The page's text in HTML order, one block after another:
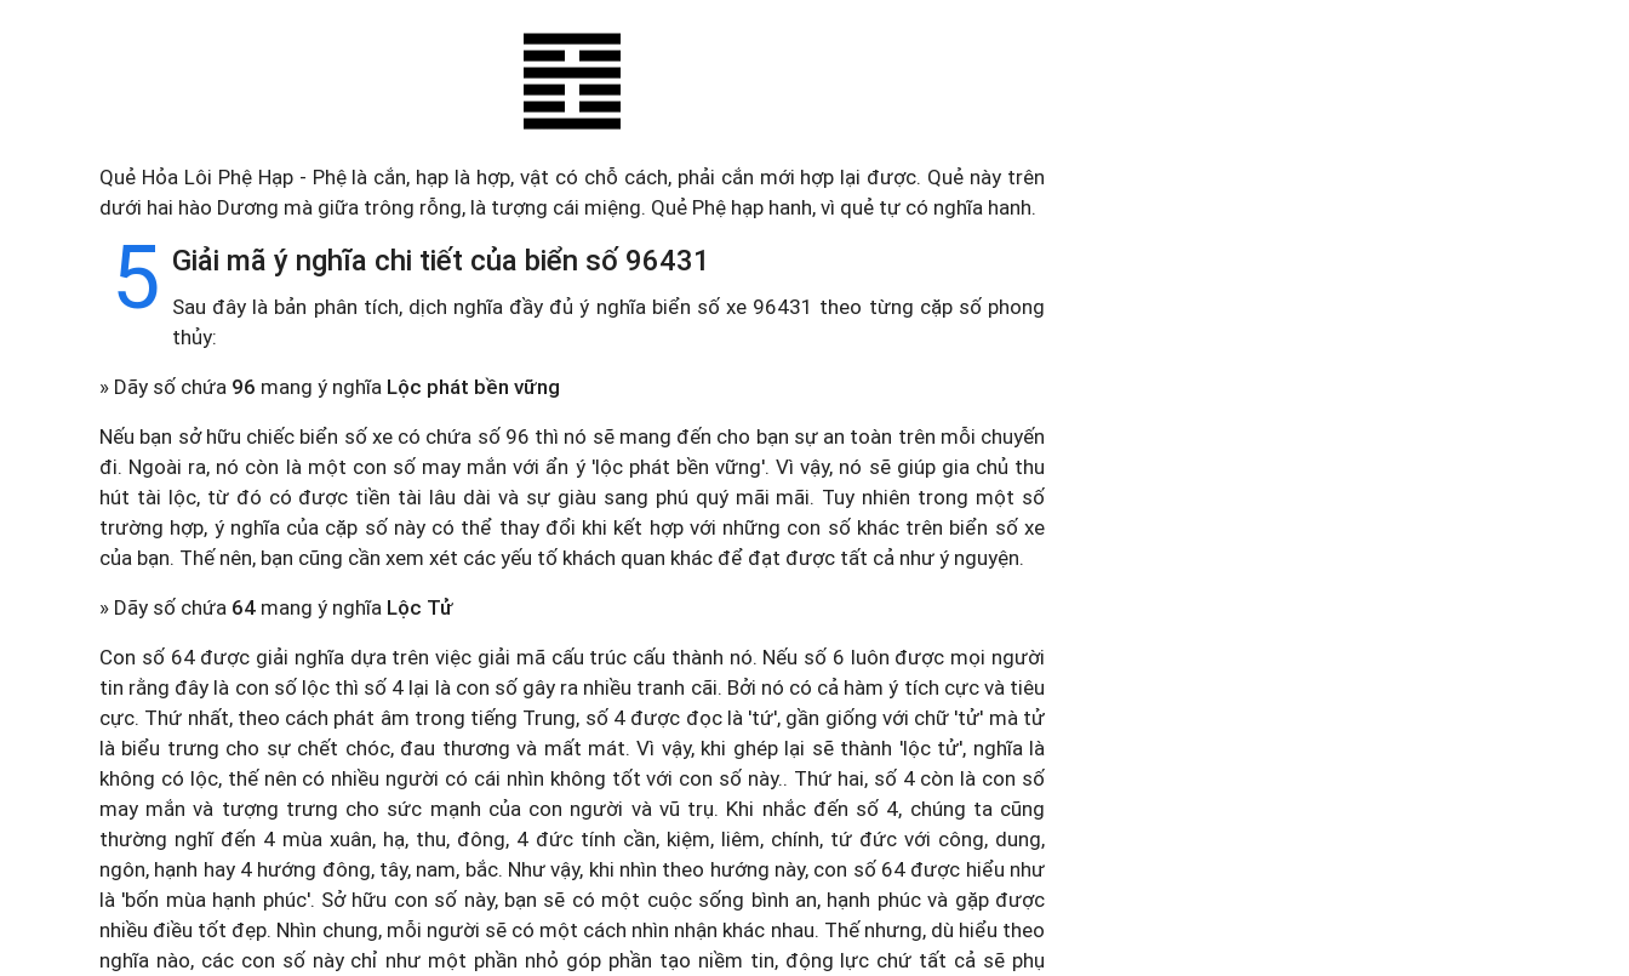
Quẻ Hỏa Lôi Phệ Hạp - Phệ là cắn, hạp là hợp, vật có chỗ cách, phải cắn mới hợp lại được. Quẻ này trên
dưới hai hào Dương mà giữa trông rỗng, là tượng cái miệng. Quẻ Phệ hạp hanh, vì quẻ tự có nghĩa hanh.
5 Giải mã ý nghĩa chi tiết của biển số 96431
Sau đây là bản phân tích, dịch nghĩa đầy đủ ý nghĩa biển số xe 96431 theo từng cặp số phong
thủy:
» Dãy số chứa 96 mang ý nghĩa Lộc phát bền vững
Nếu bạn sở hữu chiếc biển số xe có chứa số 96 thì nó sẽ mang đến cho bạn sự an toàn trên mỗi chuyến
đi. Ngoài ra, nó còn là một con số may mắn với ẩn ý 'lộc phát bền vững'. Vì vậy, nó sẽ giúp gia chủ thu
hút tài lộc, từ đó có được tiền tài lâu dài và sự giàu sang phú quý mãi mãi. Tuy nhiên trong một số
trường hợp, ý nghĩa của cặp số này có thể thay đổi khi kết hợp với những con số khác trên biển số xe
của bạn. Thế nên, bạn cũng cần xem xét các yếu tố khách quan khác để đạt được tất cả như ý nguyện.
» Dãy số chứa 64 mang ý nghĩa Lộc Tử
Con số 64 được giải nghĩa dựa trên việc giải mã cấu trúc cấu thành nó. Nếu số 6 luôn được mọi người
tin rằng đây là con số lộc thì số 4 lại là con số gây ra nhiều tranh cãi. Bởi nó có cả hàm ý tích cực và tiêu
cực. Thứ nhất, theo cách phát âm trong tiếng Trung, số 4 được đọc là 'tứ', gần giống với chữ 'tử' mà tử
là biểu trưng cho sự chết chóc, đau thương và mất mát. Vì vậy, khi ghép lại sẽ thành 'lộc tử', nghĩa là
không có lộc, thế nên có nhiều người có cái nhìn không tốt với con số này.. Thứ hai, số 4 còn là con số
may mắn và tượng trưng cho sức mạnh của con người và vũ trụ. Khi nhắc đến số 4, chúng ta cũng
thường nghĩ đến 4 mùa xuân, hạ, thu, đông, 4 đức tính cần, kiệm, liêm, chính, tứ đức với công, dung,
ngôn, hạnh hay 4 hướng đông, tây, nam, bắc. Như vậy, khi nhìn theo hướng này, con số 64 được hiểu như
là 'bốn mùa hạnh phúc'. Sở hữu con số này, bạn sẽ có một cuộc sống bình an, hạnh phúc và gặp được
nhiều điều tốt đẹp. Nhìn chung, mỗi người sẽ có một cách nhìn nhận khác nhau. Thế nhưng, dù hiểu theo
nghĩa nào, các con số này chỉ như một phần nhỏ góp phần tạo niềm tin, động lực chứ tất cả sẽ phụ